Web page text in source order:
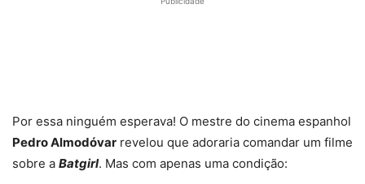
Por essa ninguém esperava! O mestre do cinema espanhol
Pedro Almodóvar revelou que adoraria comandar um filme
sobre a Batgirl. Mas com apenas uma condição: